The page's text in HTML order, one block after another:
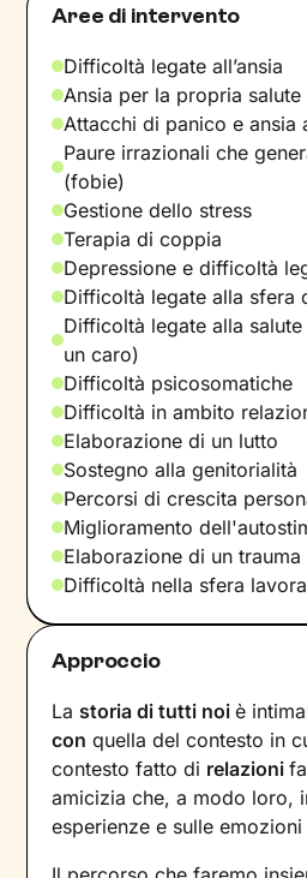
Aree di intervento
Difficoltà legate all’ansia
Ansia per la propria
Attacchi di panico e ansia
Paure irrazionali che
(fobie)
Gestione dello stress
Terapia di coppia
Depressione e difficoltà
Difficoltà legate alla sfera
Difficoltà legate alla
un caro)
Difficoltà psicosomatiche
Difficoltà in ambito
Elaborazione di un lutto
Sostegno alla genitorialità
Percorsi di crescita
Miglioramento
Elaborazione di un trauma
Difficoltà nella sfera
Approccio
La storia di tutti noiè
con quella del contesto in
contesto fatto di relazioni
amicizia che, a modo loro,
esperienze e sulle